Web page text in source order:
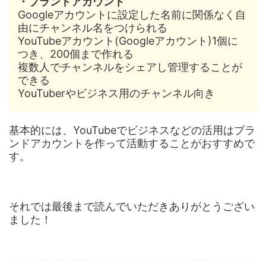
Googleアカウントに設定した名前に関係なく自
由にチャンネル名をつけられる
YouTubeアカウント(Googleアカウント)1個に
つき、200個まで作れる
複数人でチャンネルをシェアし管理することが
できる
YouTuberやビジネス用のチャンネル向き
基本的には、YouTubeでビジネスなどの活用はブラ
ンドアカウントを作って活動することがおすすめで
す。
それでは最後まで読んでいただきありがとうござい
ました！